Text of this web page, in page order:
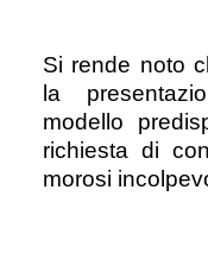
Si rende noto
la
modello
richiesta di
morosi